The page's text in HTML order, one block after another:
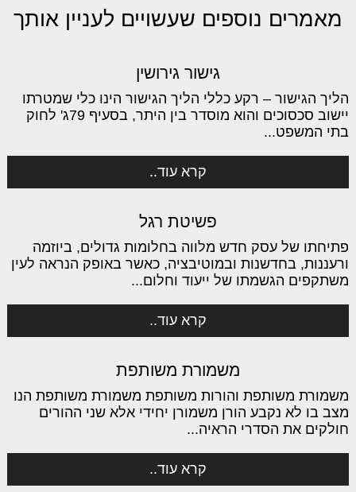
מאמרים נוספים שעשויים לעניין אותך
גישור גירושין
הליך הגישור – רקע כללי הליך הגישור הינו כלי שמטרתו
יישוב סכסוכים והוא מוסדר בין היתר, בסעיף 79ג' לחוק
בתי המשפט...
קרא עוד..
פשיטת רגל
פתיחתו של עסק חדש מלווה בחלומות גדולים, ביוזמה
ורעננות, בחדשנות ובמוטיבציה, כאשר באופק הנראה לעין
משתקפים הגשמתו של ייעוד וחלום...
קרא עוד..
משמורת משותפת
משמורת משותפת והורות משותפת משמורת משותפת הנו
מצב בו לא נקבע הורן משמורן יחידי אלא שני ההורים
חולקים את הסדרי הראיה...
קרא עוד..